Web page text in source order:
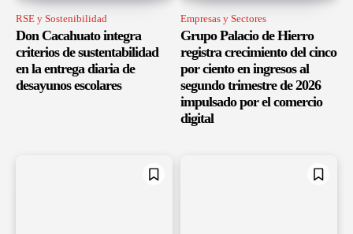
RSE y Sostenibilidad
Don Cacahuato integra
criterios de sustentabilidad
en la entrega diaria de
desayunos escolares
Empresas y Sectores
Grupo Palacio de Hierro
registra crecimiento del cinco
por ciento en ingresos al
segundo trimestre de 2026
impulsado por el comercio
digital